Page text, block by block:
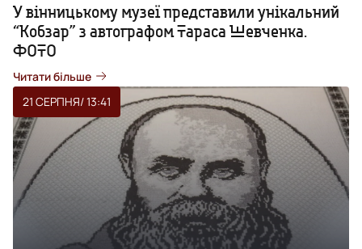
У вінницькому музеї представили унікальний
“Кобзар” з автографом Тараса Шевченка.
ФОТО
Читати більше
21 СЕРПНЯ/ 13:41